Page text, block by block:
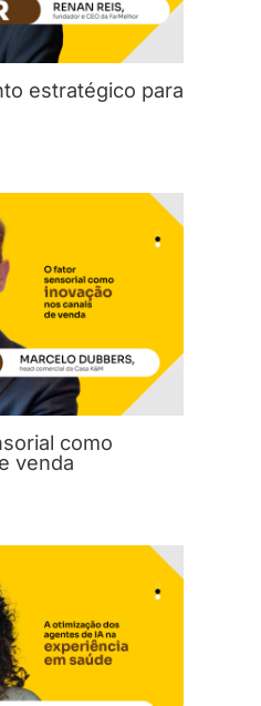
estratégico para
como
venda